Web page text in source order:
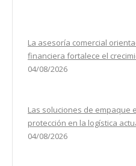
La asesoría comercial
financiera fortalece el
04/08/2026
Las soluciones de empaque
protección en la logística
04/08/2026